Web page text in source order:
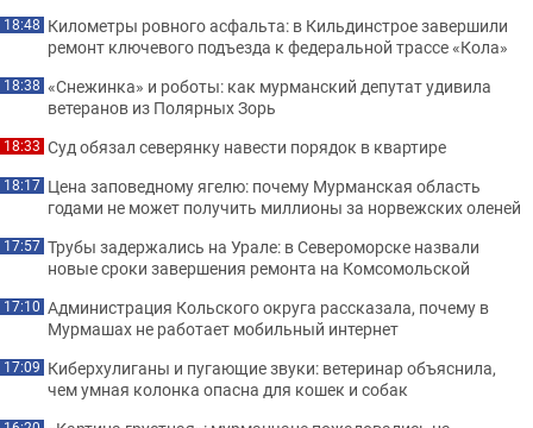
18:48 Километры ровного асфальта: в Кильдинстрое завершили
ремонт ключевого подъезда к федеральной трассе «Кола»
18:38 «Снежинка» и роботы: как мурманский депутат удивила
ветеранов из Полярных Зорь
18:33 Суд обязал северянку навести порядок в квартире
18:17 Цена заповедному ягелю: почему Мурманская область
годами не может получить миллионы за норвежских оленей
17:57 Трубы задержались на Урале: в Североморске назвали
новые сроки завершения ремонта на Комсомольской
17:10 Администрация Кольского округа рассказала, почему в
Мурмашах не работает мобильный интернет
17:09 Киберхулиганы и пугающие звуки: ветеринар объяснила,
чем умная колонка опасна для кошек и собак